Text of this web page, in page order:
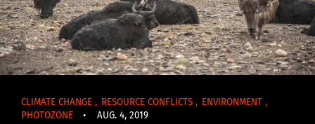
CLIMATE CHANGE , RESOURCE CONFLICTS , ENVIRONMENT ,
PHOTOZONE
• AUG. 4, 2019